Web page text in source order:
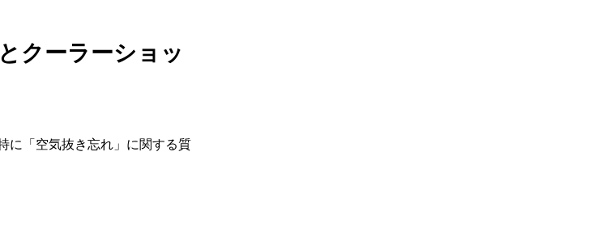
クーラーショッ
に「空気抜き忘れ」に関する質